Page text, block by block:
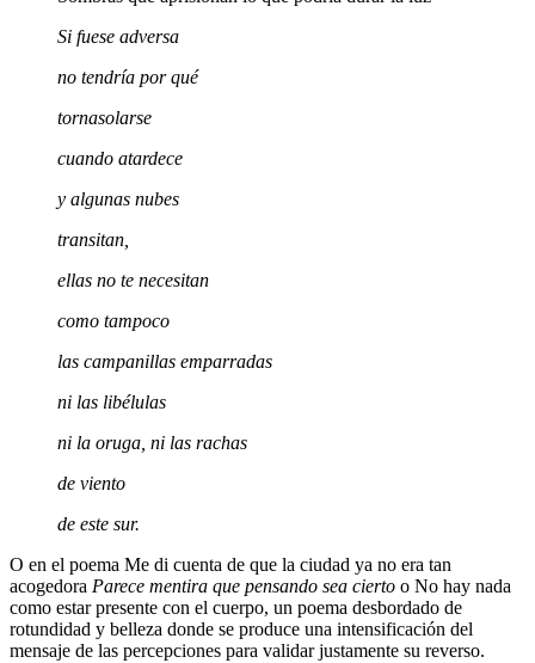
Si fuese adversa
no tendría por qué
tornasolarse
cuando atardece
y algunas nubes
transitan,
ellas no te necesitan
como tampoco
las campanillas emparradas
ni las libélulas
ni la oruga, ni las rachas
de viento
de este sur.
O en el poema Me di cuenta de que la ciudad ya no era tan
acogedora Parece mentira que pensando sea cierto o No hay nada
como estar presente con el cuerpo, un poema desbordado de
rotundidad y belleza donde se produce una intensificación del
mensaje de las percepciones para validar justamente su reverso.